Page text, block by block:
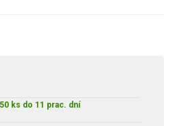
50 ks do 11 prac. dní